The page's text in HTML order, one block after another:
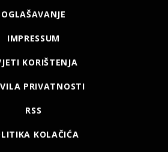
OGLAŠAVANJE
IMPRESSUM
KORIŠTENJA
PRIVATNOSTI
RSS
KOLAČIĆA